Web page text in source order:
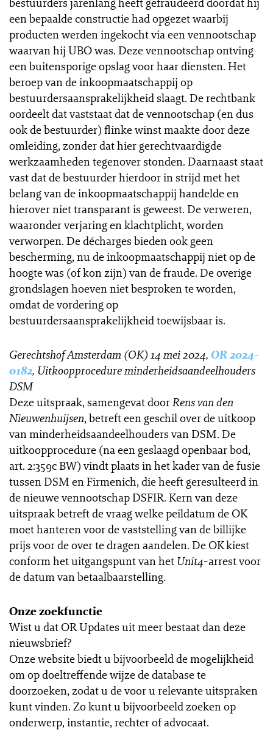
een bepaalde constructie had opgezet waarbij
producten werden ingekocht via een vennootschap
waarvan hij UBO was. Deze vennootschap ontving
een buitensporige opslag voor haar diensten. Het
beroep van de inkoopmaatschappij op
bestuurdersaansprakelijkheid slaagt. De rechtbank
oordeelt dat vaststaat dat de vennootschap (en dus
ook de bestuurder) flinke winst maakte door deze
omleiding, zonder dat hier gerechtvaardigde
werkzaamheden tegenover stonden. Daarnaast staat
vast dat de bestuurder hierdoor in strijd met het
belang van de inkoopmaatschappij handelde en
hierover niet transparant is geweest. De verweren,
waaronder verjaring en klachtplicht, worden
verworpen. De décharges bieden ook geen
bescherming, nu de inkoopmaatschappij niet op de
hoogte was (of kon zijn) van de fraude. De overige
grondslagen hoeven niet besproken te worden,
omdat de vordering op
bestuurdersaansprakelijkheid toewijsbaar is.
Gerechtshof Amsterdam (OK) 14 mei 2024, OR 2024-
0182, Uitkoopprocedure minderheidsaandeelhouders
DSM
Deze uitspraak, samengevat doorRens van den
Nieuwenhuijsen, betreft een geschil over de uitkoop
van minderheidsaandeelhouders van DSM. De
uitkoopprocedure (na een geslaagd openbaar bod,
art. 2:359c BW) vindt plaats in het kader van de fusie
tussen DSM en Firmenich, die heeft geresulteerd in
de nieuwe vennootschap DSFIR. Kern van deze
uitspraak betreft de vraag welke peildatum de OK
moet hanteren voor de vaststelling van de billijke
prijs voor de over te dragen aandelen. De OK kiest
conform het uitgangspunt van het Unit4-arrest voor
de datum van betaalbaarstelling.
Onze zoekfunctie
Wist u dat OR Updates uit meer bestaat dan deze
nieuwsbrief?
Onze website biedt u bijvoorbeeld de mogelijkheid
om op doeltreffende wijze de database te
doorzoeken, zodat u de voor u relevante uitspraken
kunt vinden. Zo kunt u bijvoorbeeld zoeken op
onderwerp, instantie, rechter of advocaat.